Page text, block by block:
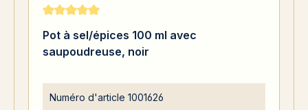
Note moyenne de 5 sur 5 étoiles
Pot à sel/épices 100 ml avec
saupoudreuse, noir
Numéro d'article 1001626